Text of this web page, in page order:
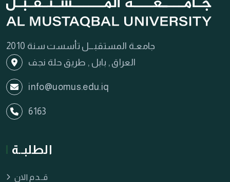
جامعـة المستقبـــل تأسست سنة 2010
العراق , بابل , طريق حلة نجف
info@uomus.edu.iq
6163
الطلبــة
قــدم الان